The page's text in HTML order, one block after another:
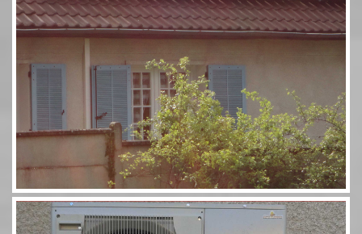
Pompe à chaleur 60 11,5kW Combi